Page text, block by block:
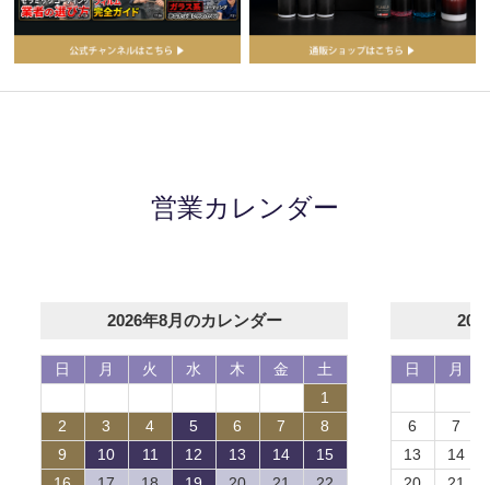
営業カレンダー
2026年8月のカレンダー
日 月 火 水 木 金
土
1
2
3 4 5 6 7
8
9
10 11 12 13 14
15
日 月
6
7
13
14